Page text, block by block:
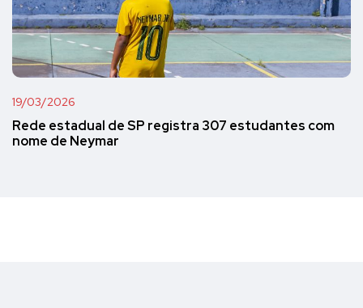
19/03/2026
Rede estadual de SP registra 307 estudantes com
nome de Neymar